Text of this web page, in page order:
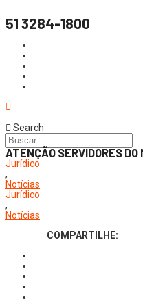
51 3284-1800
Search
ATENÇÃO SERVIDORES
Jurídico
,
Notícias
Jurídico
,
Notícias
COMPARTILHE: